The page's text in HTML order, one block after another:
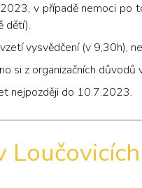
v případě nemoci
dětí).
vysvědčení (v 9,30h),
si z organizačních
nejpozději do 10.7.2023.
Loučovicích